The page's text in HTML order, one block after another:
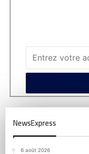
NewsExpress
6 août 2026